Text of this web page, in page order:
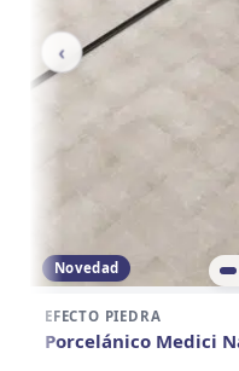
Novedad
‹
EFECTO PIEDRA
Porcelánico Medici